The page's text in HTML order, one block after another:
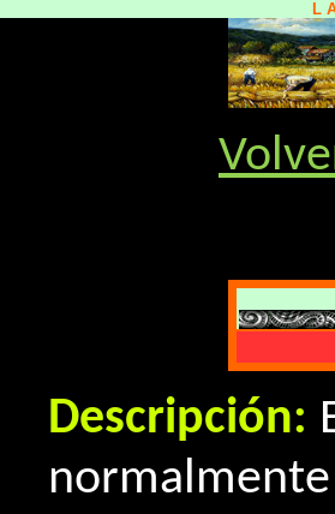
L
Descripción: